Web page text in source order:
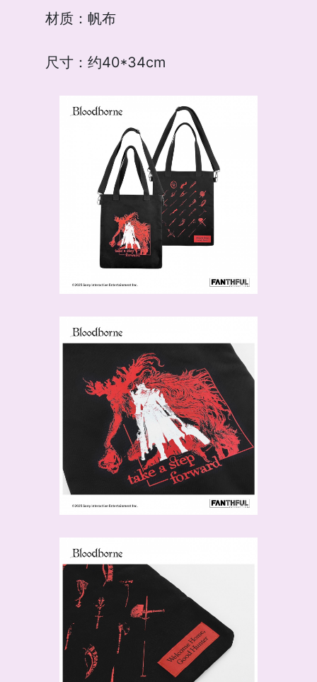
材质：帆布
尺寸：约40*34cm